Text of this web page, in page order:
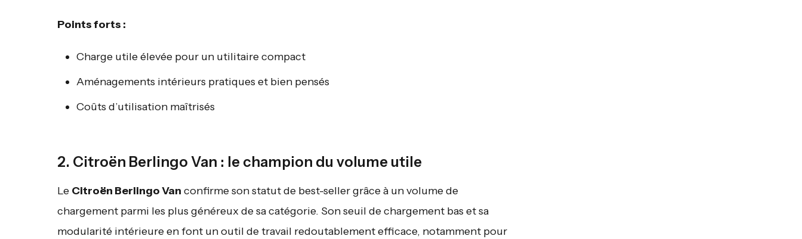
Points forts :
Charge utile élevée pour un utilitaire compact
Aménagements intérieurs pratiques et bien pensés
Coûts d’utilisation maîtrisés
2. Citroën Berlingo Van : le champion du volume utile
Le Citroën Berlingo Van confirme son statut de best-seller grâce à un volume de
chargement parmi les plus généreux de sa catégorie. Son seuil de chargement bas et sa
modularité intérieure en font un outil de travail redoutablement efficace, notamment pour